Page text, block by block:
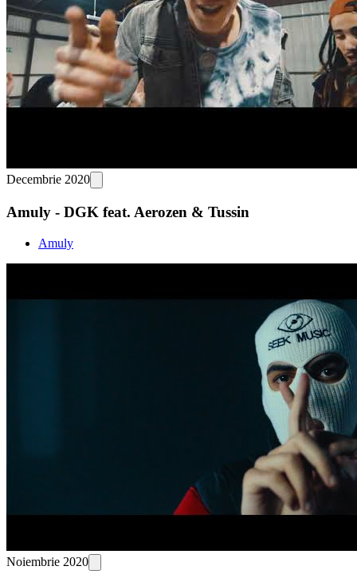
Decembrie 2020
Amuly - DGK feat. Aerozen & Tussin
Amuly
Noiembrie 2020